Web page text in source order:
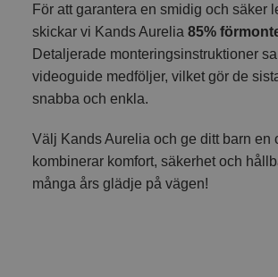
För att garantera en smidig och säker
skickar vi Kands Aurelia 85%
Detaljerade monteringsinstruktioner
videoguide medföljer, vilket gör de
snabba och enkla.
Välj Kands Aurelia och ge ditt barn en
kombinerar komfort, säkerhet och
många års glädje på vägen!